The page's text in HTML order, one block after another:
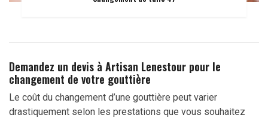
Demandez un devis à Artisan Lenestour pour le
changement de votre gouttière
Le coût du changement d’une gouttière peut varier
drastiquement selon les prestations que vous souhaitez